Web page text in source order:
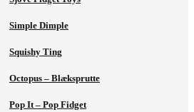
Simple Dimple
Squishy Ting
Octopus – Blæksprutte
Pop It – Pop Fidget